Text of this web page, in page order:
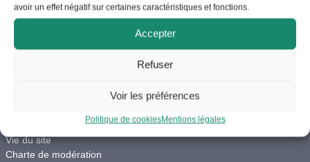
avoir un effet négatif sur certaines caractéristiques et fonctions.
Accepter
Refuser
Voir les préférences
Politique de cookiesMentions légales
ACCES
Vie du site
Charte de modération